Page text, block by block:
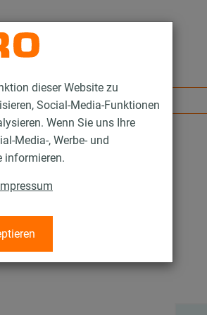
dieser Website zu
Social-Media-Funktionen
Wenn Sie uns Ihre
Media-, Werbe- und
informieren.